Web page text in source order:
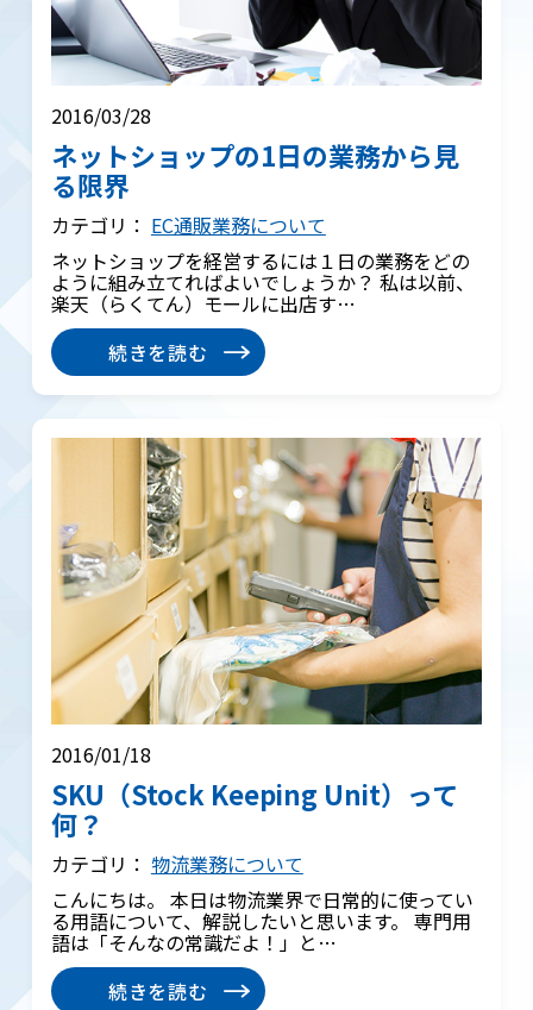
2016/03/28
ネットショップの1日の業務から見
る限界
カテゴリ： EC通販業務について
ネットショップを経営するには１日の業務をどの
ように組み立てればよいでしょうか？ 私は以前、
楽天（らくてん）モールに出店す…
続きを読む
2016/01/18
SKU（Stock Keeping Unit）って
何？
カテゴリ： 物流業務について
こんにちは。 本日は物流業界で日常的に使ってい
る用語について、解説したいと思います。 専門用
語は「そんなの常識だよ！」と…
続きを読む